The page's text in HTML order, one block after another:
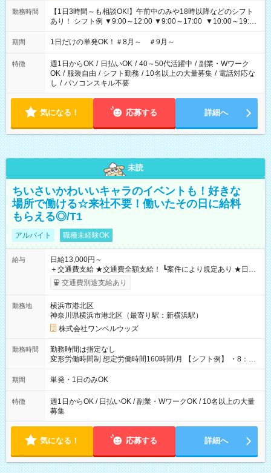
勤務時間
【1日3時間～も相談OK!】午前中のみや18時以降などのシフト
あり！ シフト例 ▼9:00～12:00 ▼9:00～17:00 ▼10:00～19:00
▼18:00～21:00
期間 1日だけの単発OK！＃8月～ ＃9月～
特徴 週1日からOK / 日払いOK / 40～50代活躍中 / 副業・Wワーク
OK / 服装自由 / シフト勤務 / 10名以上の大量募集 / 電話対応な
し / パソコンスキル不要
気になる！ 応募する 詳細へ
未読
ちいさいかわいいキャラのイベントも！好きな
場所で働ける☆来社不要！働いたその日に給料
もらえる◎/T1
アルバイト 職種未経験OK
給与
日給13,000円～
＋交通費支給 ★交通費全額支給！ ┗案件により規定あり ★日払
いOK！（規定あり） ┗働いたその日に現金GET♪ お仕事後はコ
ンビニATMから 日払い分を引き落とせます！ 【試用期間】試
交通費別途支給あり
勤務地
横浜市港北区
神奈川県横浜市港北区（最寄り駅：新横浜駅）
株式会社ワンベルウッズ
勤務時間
勤務時間は指定なし
変形労働時間制 想定労働時間160時間/月 【シフト例】 ・8：00
～21：00
期間 単発・1日のみOK
特徴
週1日からOK / 日払いOK / 副業・WワークOK / 10名以上の大量
募集
気になる！ 応募する 詳細へ